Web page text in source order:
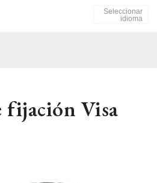
Seleccionar
idioma
fijación Visa